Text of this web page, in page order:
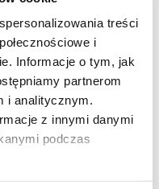
treści
i
Informacje o tym, jak
partnerom
i analitycznym.
z innymi danymi
podczas
Charakteryzują się
i niską wagą.
jest kompatybilne ze
w: